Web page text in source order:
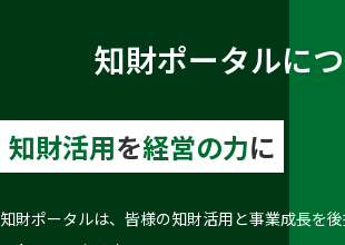
知財ポータルに
知財活用を経営の力に
知財ポータルは、皆様の知財活用と事業成長を